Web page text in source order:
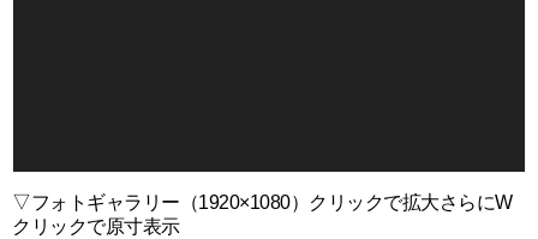
▽フォトギャラリー（1920×1080）クリックで拡大さらにW
クリックで原寸表示